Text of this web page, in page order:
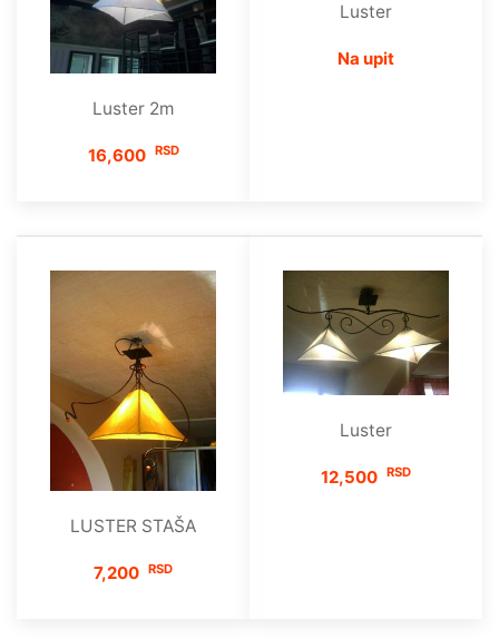
Luster 2m
16,600 RSD
Luster
Na upit
LUSTER STAŠA
7,200 RSD
Luster
12,500 RSD